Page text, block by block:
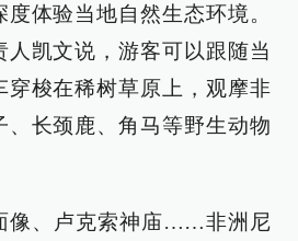
体验当地自然生态环境。
人凯文说，游客可以跟随当
穿梭在稀树草原上，观摩非
、长颈鹿、角马等野生动物
像、卢克索神庙……非洲尼